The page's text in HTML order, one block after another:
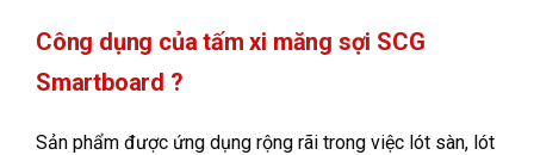
Công dụng của tấm xi măng sợi SCG
Smartboard ?
Sản phẩm được ứng dụng rộng rãi trong việc lót sàn, lót